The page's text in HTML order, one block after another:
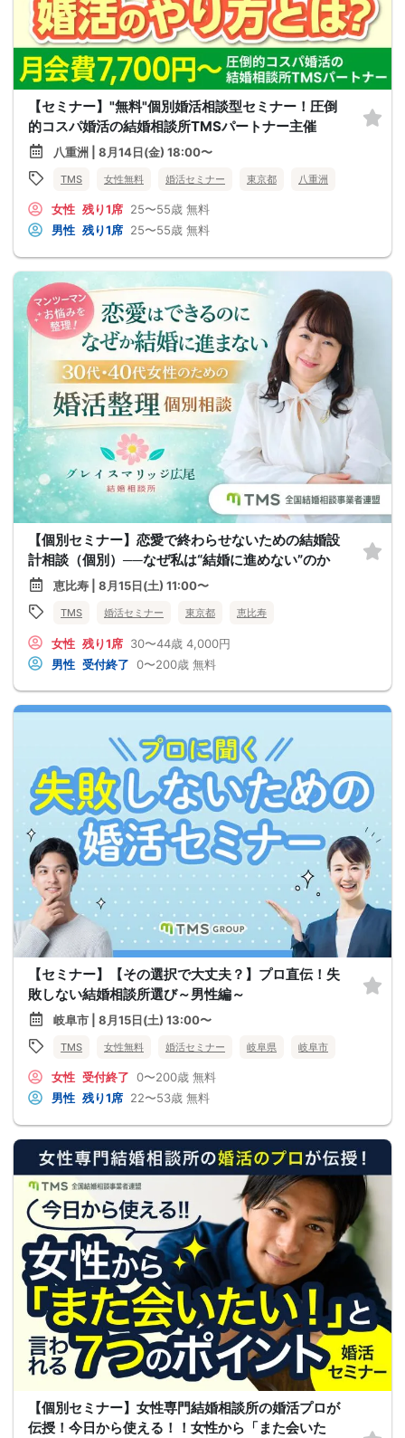
【セミナー】"無料"個別婚活相談型セミナー！圧倒
的コスパ婚活の結婚相談所TMSパートナー主催
八重洲 | 8月14日(金) 18:00〜
TMS 女性無料 婚活セミナー 東京都 八重洲
女性 残り1席 25〜55歳 無料
男性 残り1席 25〜55歳 無料
【個別セミナー】恋愛で終わらせないための結婚設
計相談（個別）──なぜ私は“結婚に進めない”のか
恵比寿 | 8月15日(土) 11:00〜
TMS 婚活セミナー 東京都 恵比寿
女性 残り1席 30〜44歳 4,000円
男性 受付終了 0〜200歳 無料
【セミナー】【その選択で大丈夫？】プロ直伝！失
敗しない結婚相談所選び～男性編～
岐阜市 | 8月15日(土) 13:00〜
TMS 女性無料 婚活セミナー 岐阜県 岐阜市
女性 受付終了 0〜200歳 無料
男性 残り1席 22〜53歳 無料
【個別セミナー】女性専門結婚相談所の婚活プロが
伝授！今日から使える！！女性から「また会いた